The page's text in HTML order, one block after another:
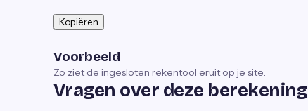
Kopiëren
Voorbeeld
Zo ziet de ingesloten rekentool eruit op je site:
Vragen over deze berekening